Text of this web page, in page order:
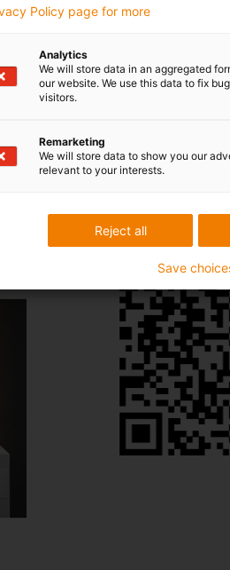
de cabos
A função de realidade
para digitalizar o código QR com
Policy page for more
Analytics
We will store data in an aggregated
our website. We use this data to fix
visitors.
Remarketing
We will store data to show you our
relevant to your interests.
Reject all
Save